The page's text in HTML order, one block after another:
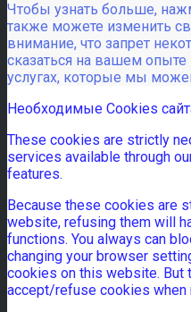
Чтобы узнать больше,
также можете изменить
внимание, что запрет
сказаться на вашем опыте
услугах, которые мы
Необходимые Cookies
These cookies are strictly
services available through
features.
Because these cookies are
website, refusing them will
functions. You always can
changing your browser
cookies on this website. But
accept/refuse cookies when